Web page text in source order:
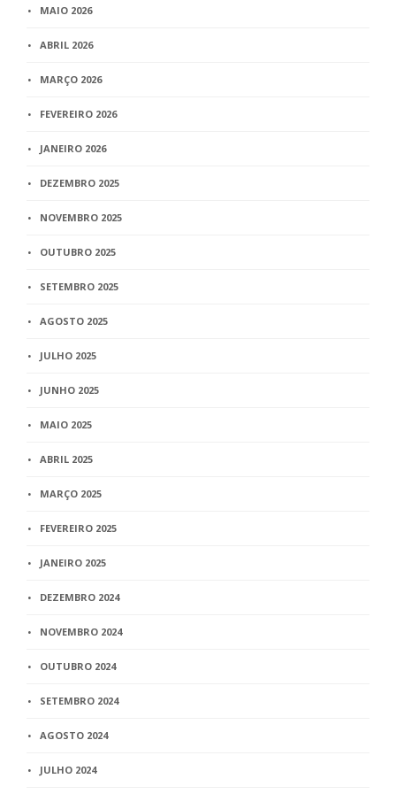
MAIO 2026
ABRIL 2026
MARÇO 2026
FEVEREIRO 2026
JANEIRO 2026
DEZEMBRO 2025
NOVEMBRO 2025
OUTUBRO 2025
SETEMBRO 2025
AGOSTO 2025
JULHO 2025
JUNHO 2025
MAIO 2025
ABRIL 2025
MARÇO 2025
FEVEREIRO 2025
JANEIRO 2025
DEZEMBRO 2024
NOVEMBRO 2024
OUTUBRO 2024
SETEMBRO 2024
AGOSTO 2024
JULHO 2024